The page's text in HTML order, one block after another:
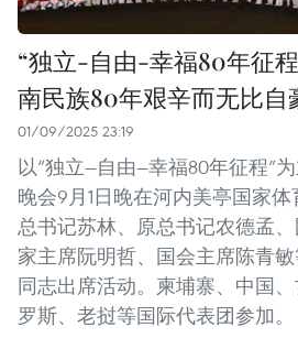
“独立-自由-幸福80年征
南民族80年艰辛而无比自
01/09/2025 23:19
以“独立—自由—幸福80年征程”
晚会9月1日晚在河内美亭国家
总书记苏林、原总书记农德孟
家主席阮明哲、国会主席陈青
同志出席活动。柬埔寨、中国
罗斯、老挝等国际代表团参加。